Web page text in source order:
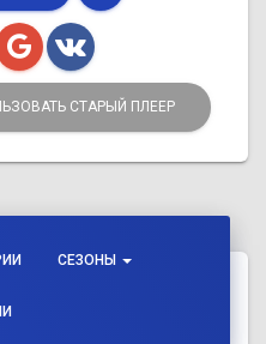
СТАРЫЙ ПЛЕЕР
СЕЗОНЫ